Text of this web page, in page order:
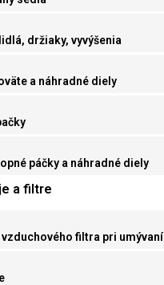
držiaky, vyvýšenia
a náhradné diely
páčky a náhradné diely
a filtre
vzduchového filtra pri umývaní